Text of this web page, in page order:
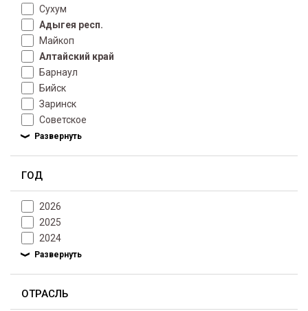
Сухум
Адыгея респ.
Майкоп
Алтайский край
Барнаул
Бийск
Заринск
Советское
ГОД
2026
2025
2024
ОТРАСЛЬ